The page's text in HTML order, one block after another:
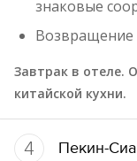
знаковые
Возвращение
Завтрак в отеле.
китайской кухни.
4 Пекин-